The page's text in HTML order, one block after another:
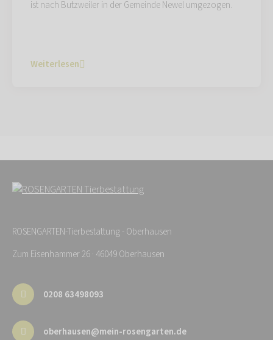
ist nach Butzweiler in der Gemeinde Newel umgezogen.
Weiterlesen
ROSENGARTEN-Tierbestattung - Oberhausen
Zum Eisenhammer 26 · 46049 Oberhausen
0208 63498093
oberhausen@mein-rosengarten.de